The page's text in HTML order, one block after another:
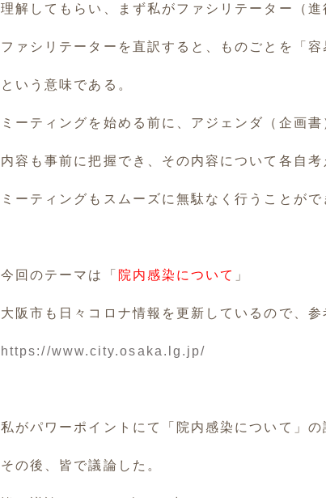
理解してもらい、まず私がファシリテーター（進
ファシリテーターを直訳すると、ものごとを「
という意味である。
ミーティングを始める前に、アジェンダ（企画書
内容も事前に把握でき、その内容について各自考
ミーティングもスムーズに無駄なく行うことがで
今回のテーマは「 院内感染について 」
大阪市も日々コロナ情報を更新しているので、参
https://www.city.osaka.lg.jp/
私がパワーポイントにて「院内感染について」の
その後、皆で議論した。